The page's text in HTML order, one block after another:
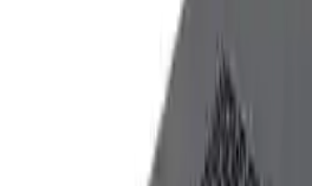
Çalışma Ortamı ve
-10°C ile 60°C arasında çalışma
oranıyla çeşitli ortam koşullarına uyum
koruma özellikleri ile yüksek güvenlik
çeşitli zorlu çalışma ortamlarında bile